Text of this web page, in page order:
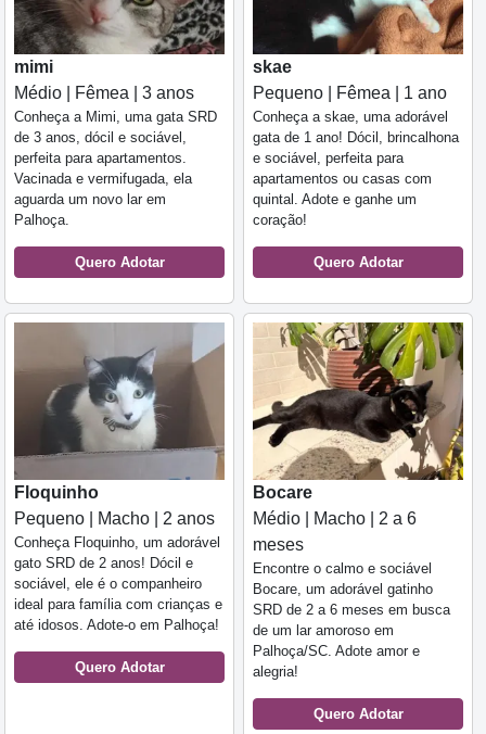
mimi
Médio | Fêmea | 3 anos
Conheça a Mimi, uma gata SRD
de 3 anos, dócil e sociável,
perfeita para apartamentos.
Vacinada e vermifugada, ela
aguarda um novo lar em
Palhoça.
Quero Adotar
skae
Pequeno | Fêmea | 1 ano
Conheça a skae, uma adorável
gata de 1 ano! Dócil, brincalhona
e sociável, perfeita para
apartamentos ou casas com
quintal. Adote e ganhe um
coração!
Quero Adotar
Floquinho
Pequeno | Macho | 2 anos
Conheça Floquinho, um adorável
gato SRD de 2 anos! Dócil e
sociável, ele é o companheiro
ideal para família com crianças e
até idosos. Adote-o em Palhoça!
Quero Adotar
Bocare
Médio | Macho | 2 a 6
meses
Encontre o calmo e sociável
Bocare, um adorável gatinho
SRD de 2 a 6 meses em busca
de um lar amoroso em
Palhoça/SC. Adote amor e
alegria!
Quero Adotar